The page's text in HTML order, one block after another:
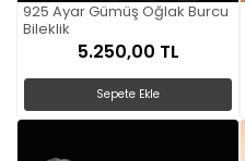
925 Ayar Gümüş Oğlak Burcu
Bileklik
5.250,00 TL
Sepete Ekle